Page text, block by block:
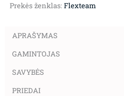
Prekės ženklas: Flexteam
APRAŠYMAS
GAMINTOJAS
SAVYBĖS
PRIEDAI